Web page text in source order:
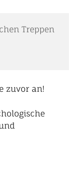
Treppen
zuvor an!